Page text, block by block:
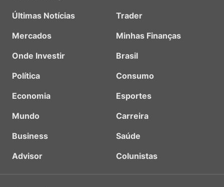
Últimas Notícias
Mercados
Onde Investir
Política
Economia
Mundo
Business
Advisor
Trader
Minhas Finanças
Brasil
Consumo
Esportes
Carreira
Saúde
Colunistas